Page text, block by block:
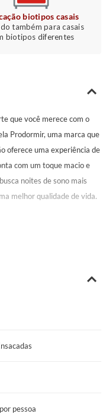
biotipos casais
também para casais
biotipos diferentes
que você merece com o
Prodormir, uma marca que
oferece uma experiência de
com um toque macio e
noites de sono mais
melhor qualidade de vida.
pessoa